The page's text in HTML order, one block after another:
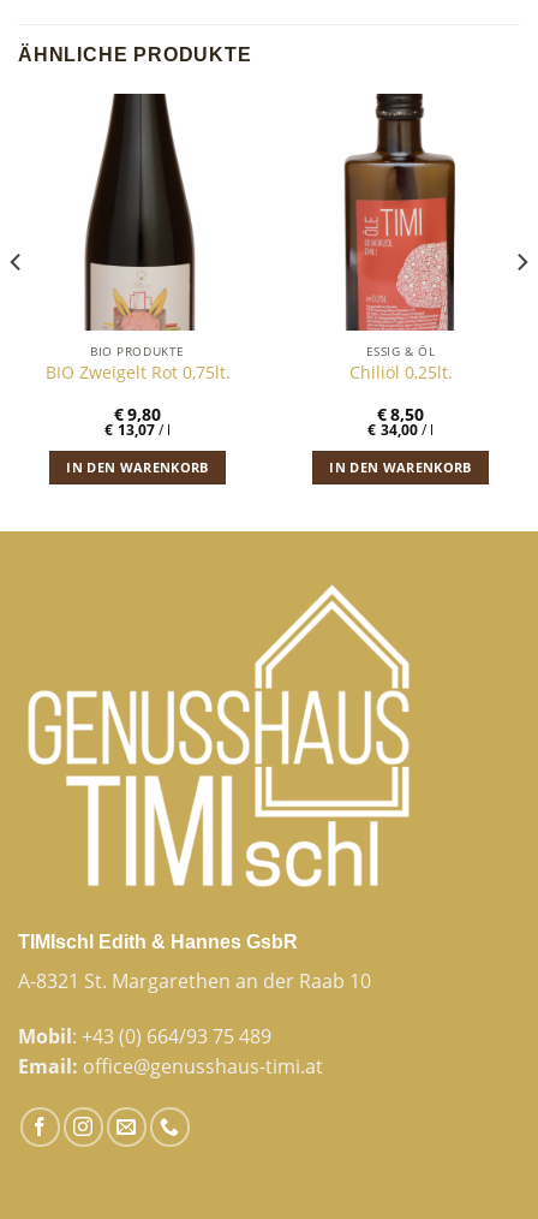
ÄHNLICHE PRODUKTE
BIO PRODUKTE
BIO Zweigelt Rot 0,75lt.
€9,80
€ 13,07/l
IN DEN WARENKORB
ESSIG & ÖL
Chiliöl 0,25lt.
€8,50
€ 34,00/l
IN DEN WARENKORB
TIMIschl Edith & Hannes GsbR
A-8321 St. Margarethen an der Raab 10
Mobil: +43 (0) 664/93 75 489
Email: office@genusshaus-timi.at